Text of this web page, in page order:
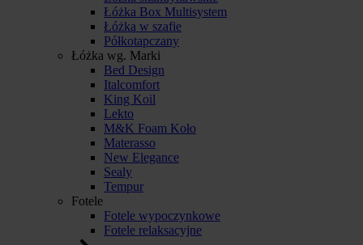
Łóżka Box Multisystem
Łóżka w szafie
Półkotapczany
Łóżka wg. Marki
Bed Design
Italcomfort
King Koil
Lekto
M&K Foam Koło
Materasso
New Elegance
Sealy
Tempur
Fotele
Fotele wypoczynkowe
Fotele relaksacyjne